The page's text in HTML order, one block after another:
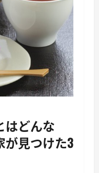
はどんな
が見つけた3